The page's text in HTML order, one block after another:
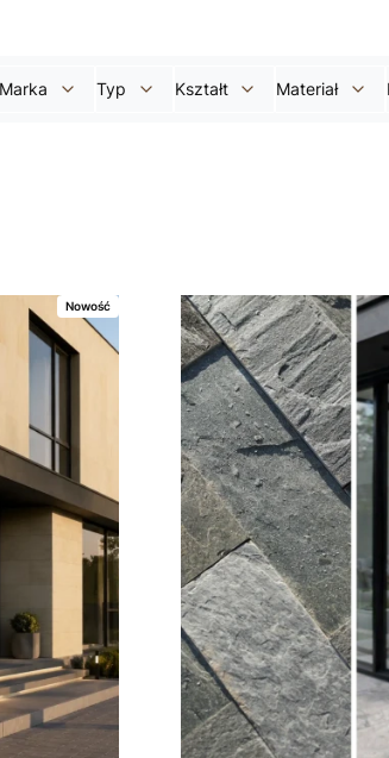
Marka Typ Kształt Materiał
Nowość